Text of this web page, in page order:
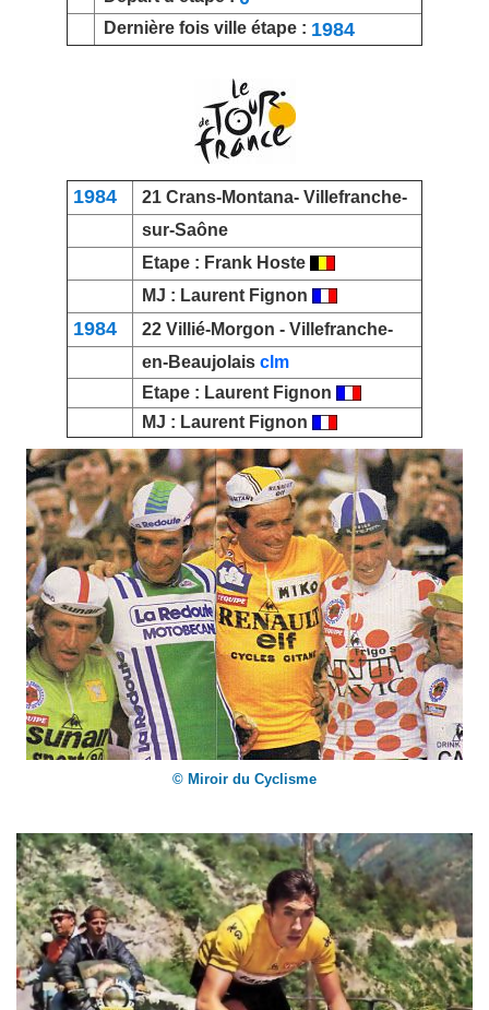
Dernière fois ville étape : 1984
1984 21 Crans-Montana- Villefranche-
sur-Saône
Etape : Frank Hoste
MJ : Laurent Fignon
1984 22 Villié-Morgon - Villefranche-
en-Beaujolais clm
Etape : Laurent Fignon
MJ : Laurent Fignon
© Miroir du Cyclisme